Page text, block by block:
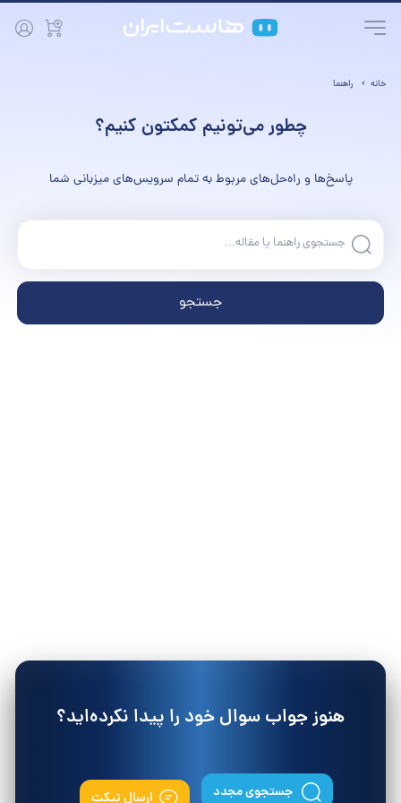
خانه راهنما
چطور می‌تونیم کمکتون کنیم؟
پاسخ‌ها و راه‌حل‌های مربوط به تمام سرویس‌های میزبانی شما
جستجو
هنوز جواب سوال خود را پیدا نکرده‌اید؟
جستجوی مجدد ارسال تیکت